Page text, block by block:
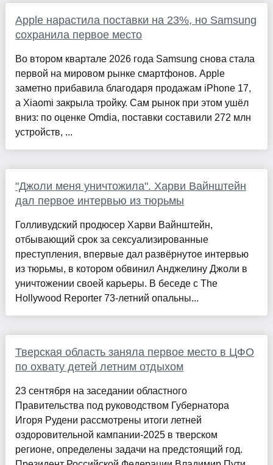
Apple нарастила поставки на 23%, но Samsung
сохранила первое место
Во втором квартале 2026 года Samsung снова стала
первой на мировом рынке смартфонов. Apple
заметно прибавила благодаря продажам iPhone 17,
а Xiaomi закрыла тройку. Сам рынок при этом ушёл
вниз: по оценке Omdia, поставки составили 272 млн
устройств, ...
"Джоли меня уничтожила". Харви Вайнштейн
дал первое интервью из тюрьмы
Голливудский продюсер Харви Вайнштейн,
отбывающий срок за сексуализированные
преступления, впервые дал развёрнутое интервью
из тюрьмы, в котором обвинил Анджелину Джоли в
уничтожении своей карьеры. В беседе с The
Hollywood Reporter 73-летний опальны...
Тверская область заняла первое место в ЦФО
по охвату детей летним отдыхом
23 сентября на заседании областного
Правительства под руководством Губернатора
Игоря Рудени рассмотрены итоги летней
оздоровительной кампании-2025 в тверском
регионе, определены задачи на предстоящий год.